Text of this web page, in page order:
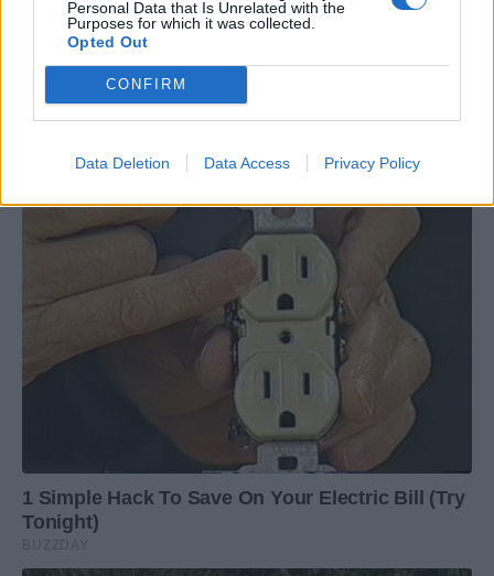
Personal Data that Is Unrelated with the
Purposes for which it was collected.
Opted Out
CONFIRM
Data Deletion Data Access Privacy Policy